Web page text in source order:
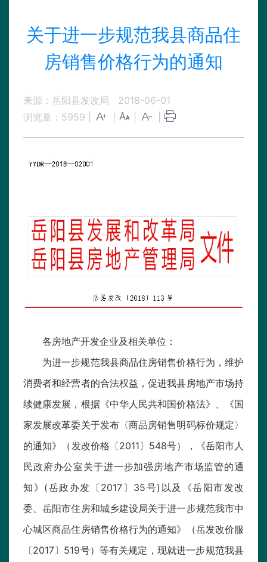
关于进一步规范我县商品住
房销售价格行为的通知
来源：岳阳县发改局
2018-06-01
浏览量： 5959
各房地产开发企业及相关单位：
为进一步规范我县商品住房销售价格行为，维护
消费者和经营者的合法权益，促进我县房地产市场持
续健康发展，根据《中华人民共和国价格法》、《国
家发展改革委关于发布〈商品房销售明码标价规定〉
的通知》（发改价格〔2011〕548号），《岳阳市人
民政府办公室关于进一步加强房地产市场监管的通
知》(岳政办发〔2017〕35号)以及《岳阳市发改
委、岳阳市住房和城乡建设局关于进一步规范我市中
心城区商品住房销售价格行为的通知》（岳发改价服
〔2017〕519号）等有关规定，现就进一步规范我县